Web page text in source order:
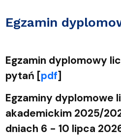
Egzamin
Egzamin dyplomowy
pytań [pdf]
Egzaminy dyplomowe
akademickim 2025/
dniach 6 - 10 lipca